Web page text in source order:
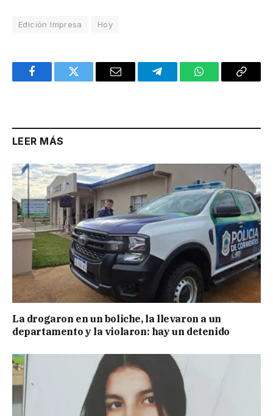
Edición Impresa Hoy
FacebookTwitter Email TelegramWhatsAppCopy
LEER MÁS
La drogaron en un boliche, la llevaron a un
departamento y la violaron: hay un detenido